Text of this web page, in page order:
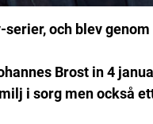
och blev genom
Brost in 4
i sorg men också